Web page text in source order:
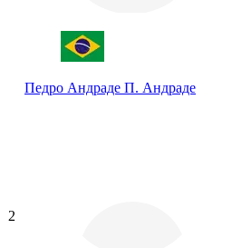
Педро Андраде П. Андраде
2